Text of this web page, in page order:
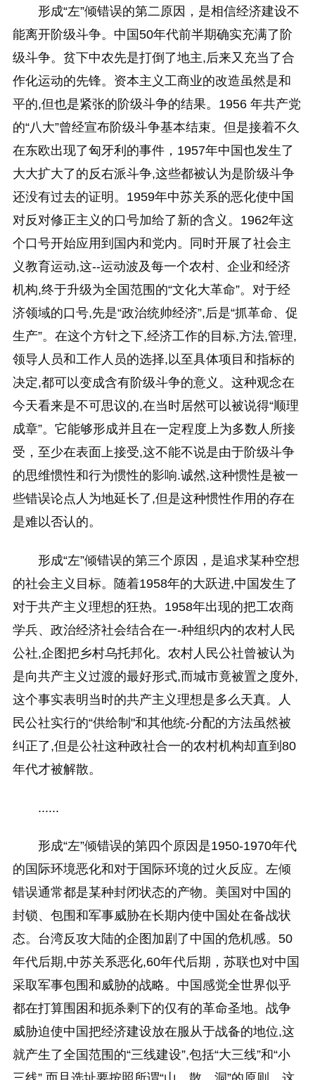
形成“左”倾错误的第二原因，是相信经济建设不
能离开阶级斗争。中国50年代前半期确实充满了阶
级斗争。贫下中农先是打倒了地主,后来又充当了合
作化运动的先锋。资本主义工商业的改造虽然是和
平的,但也是紧张的阶级斗争的结果。1956 年共产党
的“八大”曾经宣布阶级斗争基本结束。但是接着不久
在东欧出现了匈牙利的事件，1957年中国也发生了
大大扩大了的反右派斗争,这些都被认为是阶级斗争
还没有过去的证明。1959年中苏关系的恶化使中国
对反对修正主义的口号加给了新的含义。1962年这
个口号开始应用到国内和党内。同时开展了社会主
义教育运动,这--运动波及每一个农村、企业和经济
机构,终于升级为全国范围的“文化大革命”。对于经
济领域的口号,先是“政治统帅经济”,后是“抓革命、促
生产”。在这个方针之下,经济工作的目标,方法,管理,
领导人员和工作人员的选择,以至具体项目和指标的
决定,都可以变成含有阶级斗争的意义。这种观念在
今天看来是不可思议的,在当时居然可以被说得“顺理
成章”。它能够形成并且在一定程度上为多数人所接
受，至少在表面上接受,这不能不说是由于阶级斗争
的思维惯性和行为惯性的影响.诚然,这种惯性是被一
些错误论点人为地延长了,但是这种惯性作用的存在
是难以否认的。
形成“左”倾错误的第三个原因，是追求某种空想
的社会主义目标。随着1958年的大跃进,中国发生了
对于共产主义理想的狂热。1958年出现的把工农商
学兵、政治经济社会结合在一-种组织内的农村人民
公社,企图把乡村乌托邦化。农村人民公社曾被认为
是向共产主义过渡的最好形式,而城市竟被置之度外,
这个事实表明当时的共产主义理想是多么天真。人
民公社实行的“供给制"和其他统-分配的方法虽然被
纠正了,但是公社这种政社合一的农村机构却直到80
年代才被解散。
......
形成“左”倾错误的第四个原因是1950-1970年代
的国际环境恶化和对于国际环境的过火反应。左倾
错误通常都是某种封闭状态的产物。美国对中国的
封锁、包围和军事威胁在长期内使中国处在备战状
态。台湾反攻大陆的企图加剧了中国的危机感。50
年代后期,中苏关系恶化,60年代后期，苏联也对中国
采取军事包围和威胁的战略。中国感觉全世界似乎
都在打算围困和扼杀剩下的仅有的革命圣地。战争
威胁迫使中国把经济建设放在服从于战备的地位,这
就产生了全国范围的“三线建设”,包括“大三线”和“小